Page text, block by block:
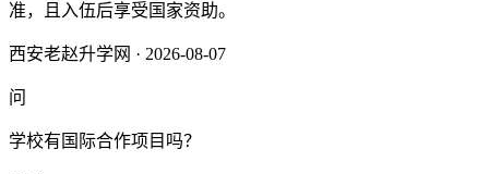
准，且入伍后享受国家资助。
西安老赵升学网 · 2026-08-07
问
学校有国际合作项目吗？